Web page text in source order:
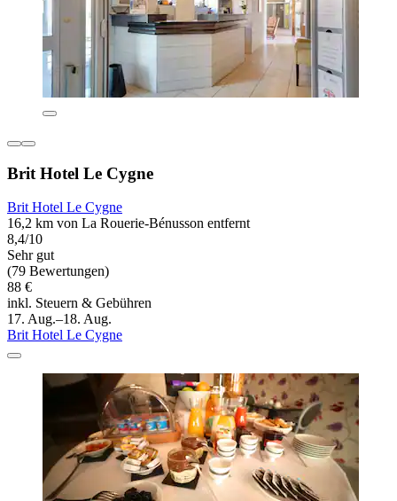
Brit Hotel Le Cygne
Brit Hotel Le Cygne
16,2 km von La Rouerie-Bénusson entfernt
8,4/10
Sehr gut
(79 Bewertungen)
88 €
inkl. Steuern & Gebühren
17. Aug.–18. Aug.
Brit Hotel Le Cygne